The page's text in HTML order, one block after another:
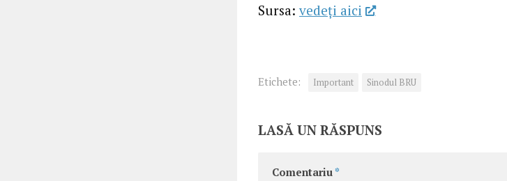
Sursa: vedeţi aici
Etichete: Important Sinodul BRU
LASĂ UN RĂSPUNS
Comentariu *